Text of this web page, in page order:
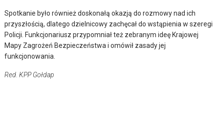
Spotkanie było również doskonałą okazją do rozmowy nad ich
przyszłością, dlatego dzielnicowy zachęcał do wstąpienia w szeregi
Policji. Funkcjonariusz przypomniał też zebranym ideę Krajowej
Mapy Zagrożeń Bezpieczeństwa i omówił zasady jej
funkcjonowania.
Red. KPP Gołdap